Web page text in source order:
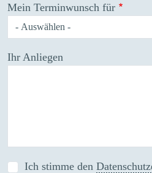
Mein Terminwunsch für
Ihr Anliegen
Ich stimme den